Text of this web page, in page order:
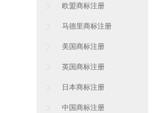
欧盟商标注册
马德里商标注册
美国商标注册
英国商标注册
日本商标注册
中国商标注册